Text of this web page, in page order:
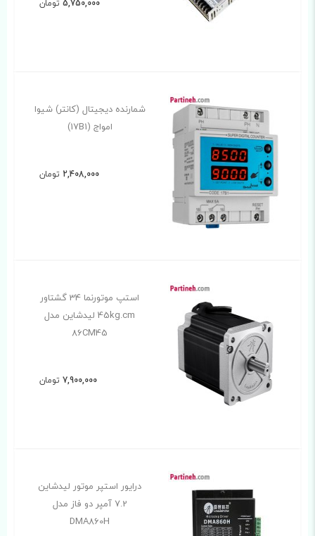
5,750,000 تومان
شمارنده دیجیتال (کانتر) شیوا
امواج (17B1)
2,408,000 تومان
استپ موتورنما 34 گشتاور
45kg.cm لیدشاین مدل
86CM45
7,900,000 تومان
درایور استپر موتور لیدشاین
7.2 آمپر دو فاز مدل
DMA860H